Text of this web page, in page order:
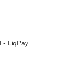
- LiqPay